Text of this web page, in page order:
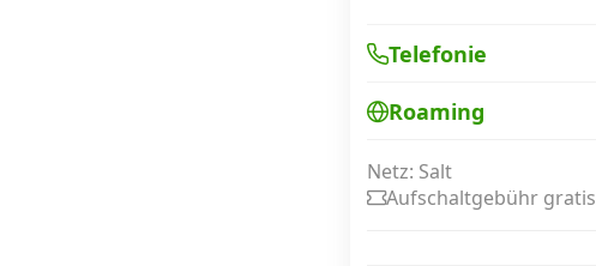
Telefonie
Roaming
Netz: Salt
Aufschaltgebühr gratis